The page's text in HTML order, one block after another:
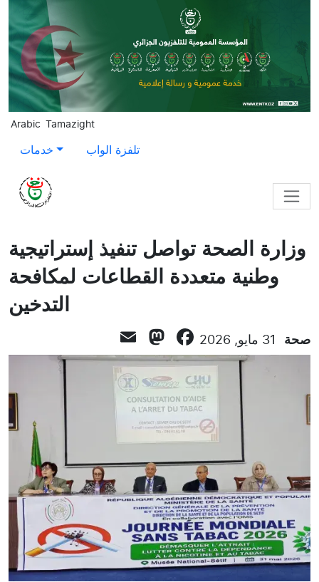
Skip to main content
Arabic Tamazight
خدمات تلفزة الواب
وزارة الصحة تواصل تنفيذ إستراتيجية
وطنية متعددة القطاعات لمكافحة
التدخين
صحة 31 مايو, 2026 Facebook
Mastodon